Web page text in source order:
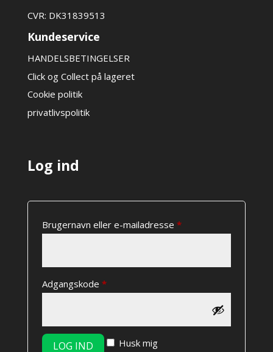
CVR: DK31839513
Kundeservice
HANDELSBETINGELSER
Click og Collect på lageret
Cookie politik
privatlivspolitik
Log ind
Brugernavn eller e-mailadresse *Påkrævet
Adgangskode *Påkrævet
Husk mig
LOG IND